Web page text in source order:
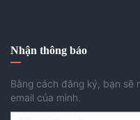
Nhận thông báo
Bằng cách đăng ký, bạn sẽ
email của mình.